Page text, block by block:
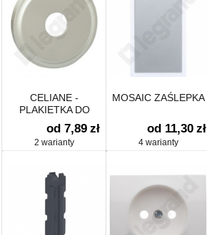
CELIANE -
PLAKIETKA DO
GNIAZD TV
od 7,89 zł
2 warianty
MOSAIC ZAŚLEPKA
od 11,30 zł
4 warianty